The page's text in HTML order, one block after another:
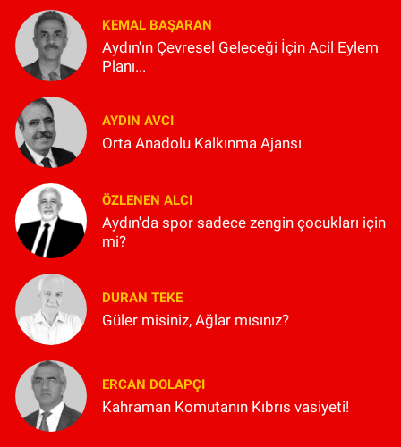
KEMAL BAŞARAN
Aydın'ın Çevresel Geleceği İçin Acil Eylem
Planı...
AYDIN AVCI
Orta Anadolu Kalkınma Ajansı
ÖZLENEN ALCI
Aydın'da spor sadece zengin çocukları için
mi?
DURAN TEKE
Güler misiniz, Ağlar mısınız?
ERCAN DOLAPÇI
Kahraman Komutanın Kıbrıs vasiyeti!